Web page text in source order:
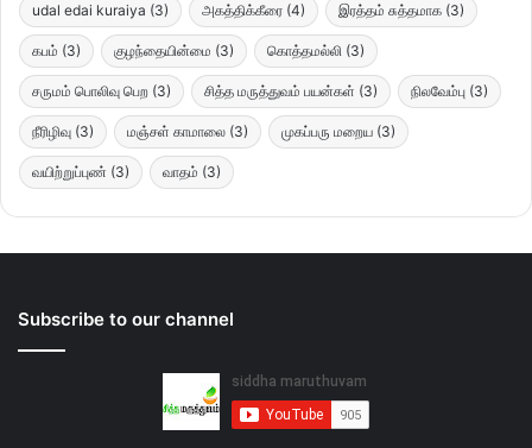
udal edai kuraiya (3) அகத்திக்கீரை (4) இரத்தம் சுத்தமாக (3)
கபம் (3) குழந்தையின்மை (3) கொத்தமல்லி (3)
சருமம் பொலிவு பெற (3) சித்த மருத்துவம் பயன்கள் (3) நிலவேம்பு (3)
நீரிழிவு (3) மஞ்சள் காமாலை (3) முகப்பரு மறைய (3)
வயிற்றுப்புண் (3) வாதம் (3)
Subscribe to our channel